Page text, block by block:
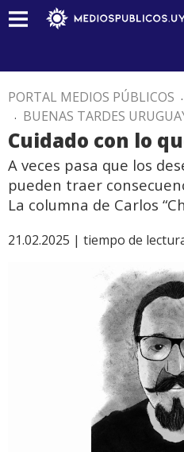
PORTAL MEDIOS PÚBLICOS .
. BUENAS TARDES
Cuidado con lo
A veces pasa que los
pueden traer
La columna de Carlos
21.02.2025 | tiempo de